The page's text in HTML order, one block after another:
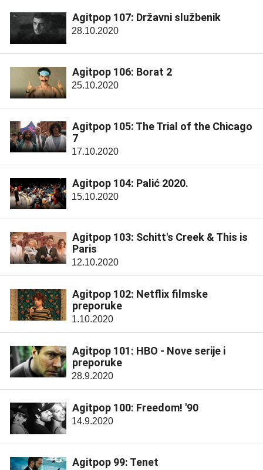
Agitpop 107: Državni službenik
28.10.2020
Agitpop 106: Borat 2
25.10.2020
Agitpop 105: The Trial of the Chicago
7
17.10.2020
Agitpop 104: Palić 2020.
15.10.2020
Agitpop 103: Schitt's Creek & This is
Paris
12.10.2020
Agitpop 102: Netflix filmske
preporuke
1.10.2020
Agitpop 101: HBO - Nove serije i
preporuke
28.9.2020
Agitpop 100: Freedom! '90
14.9.2020
Agitpop 99: Tenet